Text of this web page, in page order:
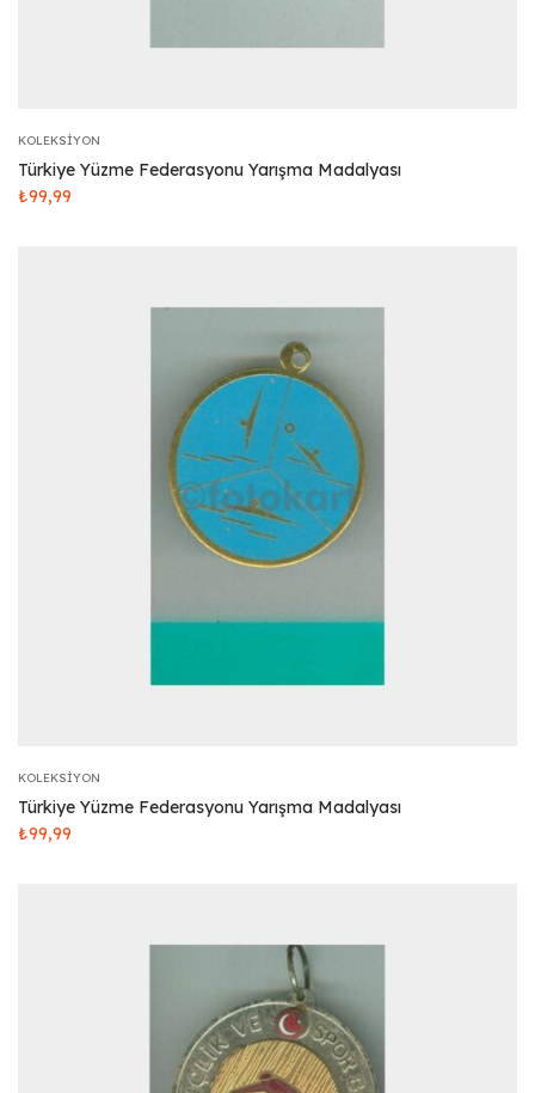
KOLEKSIYON
Türkiye Yüzme Federasyonu Yarışma Madalyası
₺99,99
KOLEKSIYON
Türkiye Yüzme Federasyonu Yarışma Madalyası
₺99,99